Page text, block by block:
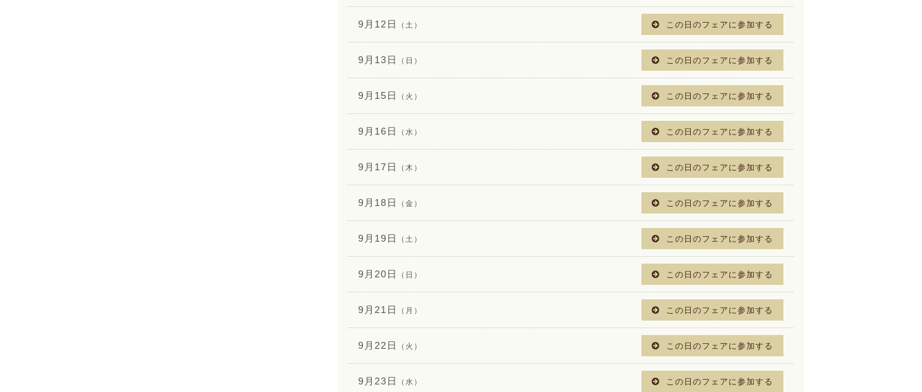
9月12日 （土） この日のフェアに参加する
9月13日 （日） この日のフェアに参加する
9月15日 （火） この日のフェアに参加する
9月16日 （水） この日のフェアに参加する
9月17日 （木） この日のフェアに参加する
9月18日 （金） この日のフェアに参加する
9月19日 （土） この日のフェアに参加する
9月20日 （日） この日のフェアに参加する
9月21日 （月） この日のフェアに参加する
9月22日 （火） この日のフェアに参加する
9月23日 （水） この日のフェアに参加する